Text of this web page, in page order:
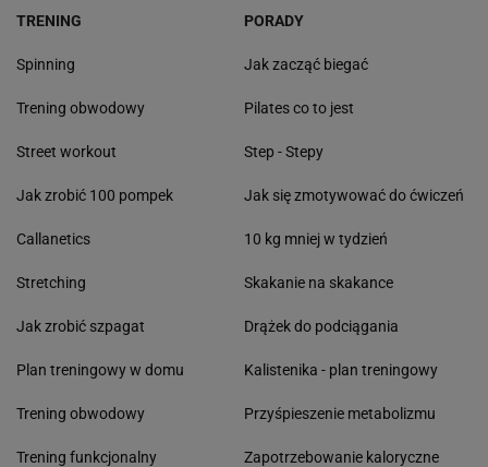
TRENING
Spinning
Trening obwodowy
Street workout
Jak zrobić 100 pompek
Callanetics
Stretching
Jak zrobić szpagat
Plan treningowy w domu
Trening obwodowy
Trening funkcjonalny
PORADY
Jak zacząć biegać
Pilates co to jest
Step - Stepy
Jak się zmotywować do ćwiczeń
10 kg mniej w tydzień
Skakanie na skakance
Drążek do podciągania
Kalistenika - plan treningowy
Przyśpieszenie metabolizmu
Zapotrzebowanie kaloryczne